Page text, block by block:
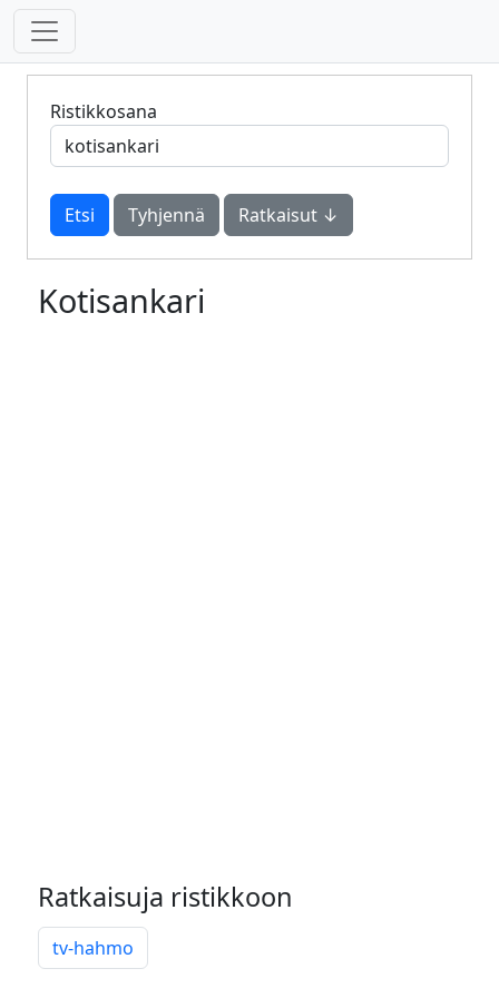
Ristikkosana
Tyhjennä Ratkaisut ↓
Kotisankari
Ratkaisuja ristikkoon
tv-hahmo